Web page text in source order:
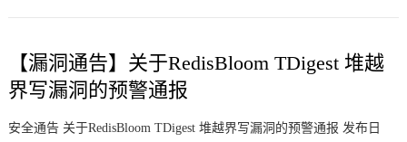
【漏洞通告】关于RedisBloom TDigest 堆越
界写漏洞的预警通报
安全通告 关于RedisBloom TDigest 堆越界写漏洞的预警通报 发布日